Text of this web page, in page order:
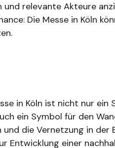
und relevante Akteure
Die Messe in Köln
in Köln ist nicht nur
ein Symbol für den
die Vernetzung in der
Entwicklung einer